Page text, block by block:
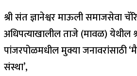
श्री संत ज्ञानेश्वर माऊली समाजसेवा
अधिपत्याखालील ताजे (मावळ) येथील
पांजरपोळमधील मुक्या जनावरांसाठी
संस्था’,